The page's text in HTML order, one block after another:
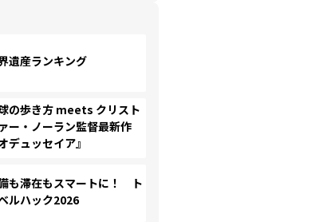
遺産ランキング
の歩き方 meets クリスト
ー・ノーラン監督最新作
デュッセイア』
も滞在もスマートに！ ト
ルハック2026